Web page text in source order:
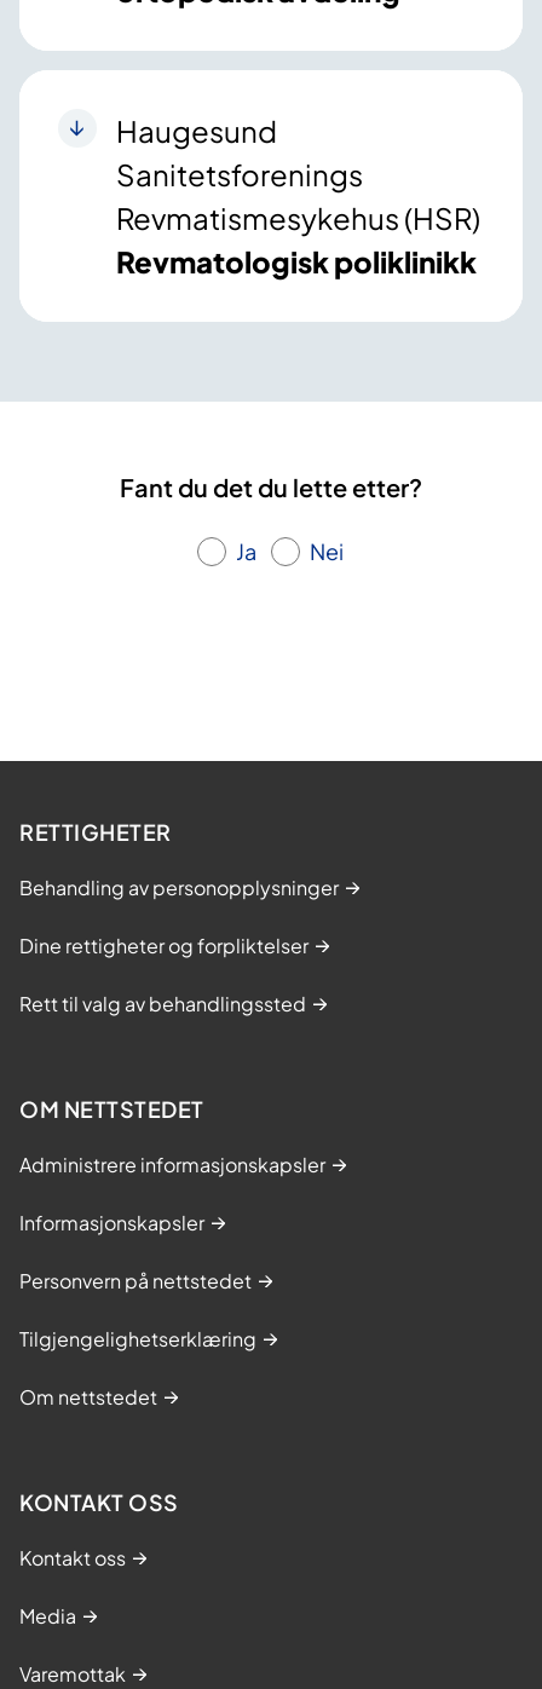
Haugesund
Sanitetsforenings
Revmatismesykehus (HSR)
Revmatologisk poliklinikk
Fant du det du lette etter?
Ja Nei
RETTIGHETER
Behandling av personopplysninger
Dine rettigheter og forpliktelser
Rett til valg av behandlingssted
OM NETTSTEDET
Administrere informasjonskapsler
Informasjonskapsler
Personvern på nettstedet
Tilgjengelighetserklæring
Om nettstedet
KONTAKT OSS
Kontakt oss
Media
Varemottak